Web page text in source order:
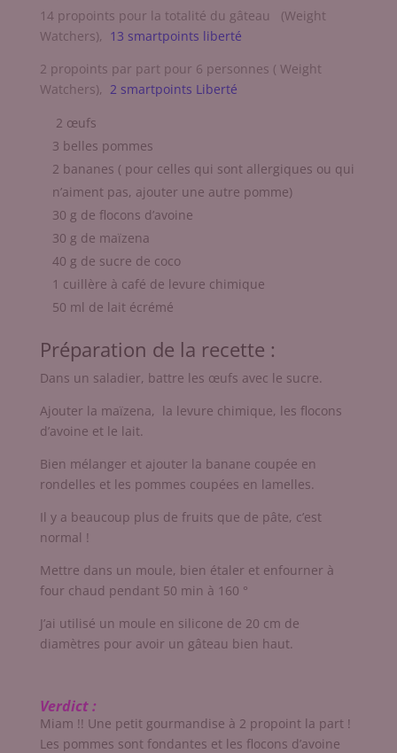
14 propoints pour la totalité du gâteau (Weight
Watchers), 13 smartpoints liberté
2 propoints par part pour 6 personnes ( Weight
Watchers), 2 smartpoints Liberté
2 œufs
3 belles pommes
2 bananes ( pour celles qui sont allergiques ou qui
n’aiment pas, ajouter une autre pomme)
30 g de flocons d’avoine
30 g de maïzena
40 g de sucre de coco
1 cuillère à café de levure chimique
50 ml de lait écrémé
Préparation de la recette :
Dans un saladier, battre les œufs avec le sucre.
Ajouter la maïzena, la levure chimique, les flocons
d’avoine et le lait.
Bien mélanger et ajouter la banane coupée en
rondelles et les pommes coupées en lamelles.
Il y a beaucoup plus de fruits que de pâte, c’est
normal !
Mettre dans un moule, bien étaler et enfourner à
four chaud pendant 50 min à 160 °
J’ai utilisé un moule en silicone de 20 cm de
diamètres pour avoir un gâteau bien haut.
Verdict :
Miam !! Une petit gourmandise à 2 propoint la part !
Les pommes sont fondantes et les flocons d’avoine